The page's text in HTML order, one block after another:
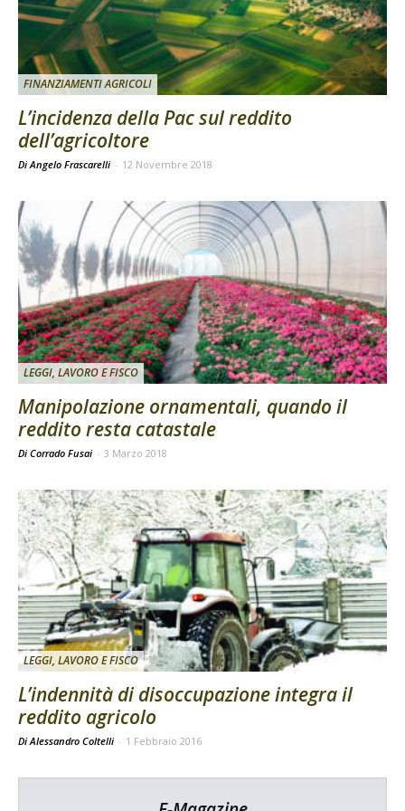
FINANZIAMENTI AGRICOLI
L’incidenza della Pac sul reddito
dell’agricoltore
Di Angelo Frascarelli - 12 Novembre 2018
LEGGI, LAVORO E FISCO
Manipolazione ornamentali, quando il
reddito resta catastale
Di Corrado Fusai - 3 Marzo 2018
LEGGI, LAVORO E FISCO
L’indennità di disoccupazione integra il
reddito agricolo
Di Alessandro Coltelli - 1 Febbraio 2016